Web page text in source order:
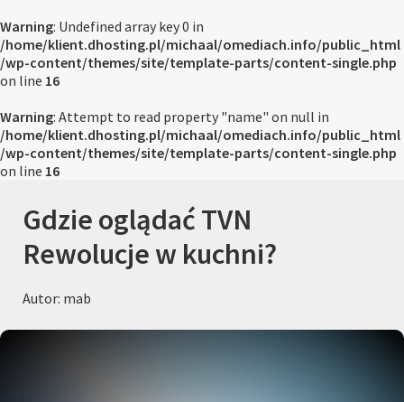
Warning: Undefined array key 0 in
/home/klient.dhosting.pl/michaal/omediach.info/public_html
/wp-content/themes/site/template-parts/content-single.php
on line 16
Warning: Attempt to read property "name" on null in
/home/klient.dhosting.pl/michaal/omediach.info/public_html
/wp-content/themes/site/template-parts/content-single.php
on line 16
Gdzie oglądać TVN
Rewolucje w kuchni?
Autor: mab